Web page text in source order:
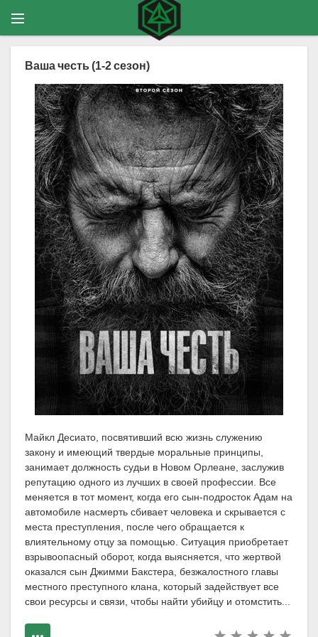
Ваша честь (1-2 сезон)
Майкл Десиато, посвятивший всю жизнь служению
закону и имеющий твердые моральные принципы,
занимает должность судьи в Новом Орлеане, заслужив
репутацию одного из лучших в своей профессии. Все
меняется в тот момент, когда его сын-подросток Адам на
автомобиле насмерть сбивает человека и скрывается с
места преступления, после чего обращается к
влиятельному отцу за помощью. Ситуация приобретает
взрывоопасный оборот, когда выясняется, что жертвой
оказался сын Джимми Бакстера, безжалостного главы
местного преступного клана, который задействует все
свои ресурсы и связи, чтобы найти убийцу и отомстить...